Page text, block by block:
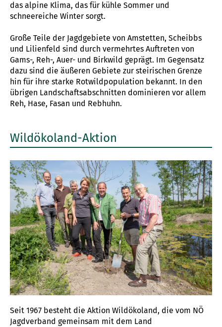
das alpine Klima, das für kühle Sommer und
schneereiche Winter sorgt.
Große Teile der Jagdgebiete von Amstetten, Scheibbs
und Lilienfeld sind durch vermehrtes Auftreten von
Gams-, Reh-, Auer- und Birkwild geprägt. Im Gegensatz
dazu sind die äußeren Gebiete zur steirischen Grenze
hin für ihre starke Rotwildpopulation bekannt. In den
übrigen Landschaftsabschnitten dominieren vor allem
Reh, Hase, Fasan und Rebhuhn.
Wildökoland-Aktion
Seit 1967 besteht die Aktion Wildökoland, die vom NÖ
Jagdverband gemeinsam mit dem Land